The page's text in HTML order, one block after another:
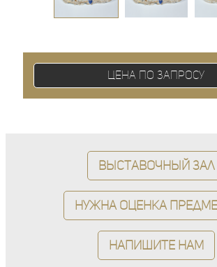
Цена по запросу
Выставочный зал
Нужна оценка
Напишите нам